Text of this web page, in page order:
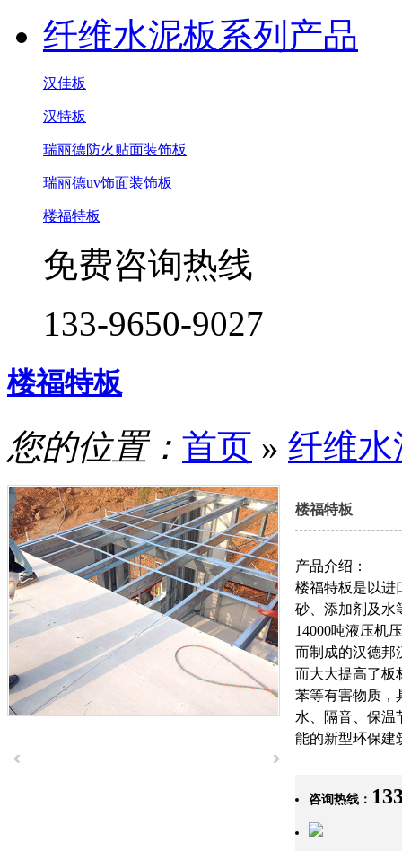
纤维水泥板系列产品
汉佳板
汉特板
瑞丽德防火贴面装饰板
瑞丽德uv饰面装饰板
楼福特板
免费咨询热线
133-9650-9027
楼福特板
您的位置： 首页 » 纤维
楼福特板
产品介绍：
楼福特板是以进
砂、添加剂及水
14000吨液压机
而制成的汉德邦
而大大提高了板
苯等有害物质，
水、隔音、保温
能的新型环保建
咨询热线：